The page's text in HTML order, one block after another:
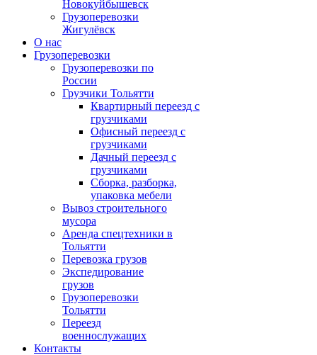
Новокуйбышевск
Грузоперевозки
Жигулёвск
О нас
Грузоперевозки
Грузоперевозки по
России
Грузчики Тольятти
Квартирный переезд с
грузчиками
Офисный переезд с
грузчиками
Дачный переезд с
грузчиками
Сборка, разборка,
упаковка мебели
Вывоз строительного
мусора
Аренда спецтехники в
Тольятти
Перевозка грузов
Экспедирование
грузов
Грузоперевозки
Тольятти
Переезд
военнослужащих
Контакты